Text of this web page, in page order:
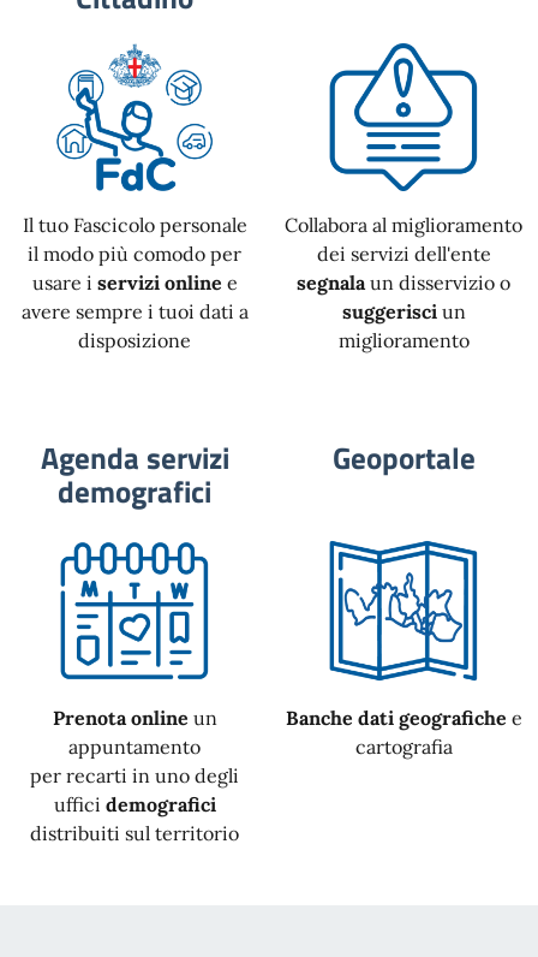
Il tuo Fascicolo personale
il modo più comodo per
usare i servizi online e
avere sempre i tuoi dati a
disposizione
Collabora al miglioramento
dei servizi dell'ente
segnala un disservizio o
suggerisciun
miglioramento
Agenda servizi
demografici
Prenota online un
appuntamento
per recarti in uno degli
uffici demografici
distribuiti sul territorio
Geoportale
Banche dati geografiche e
cartografia